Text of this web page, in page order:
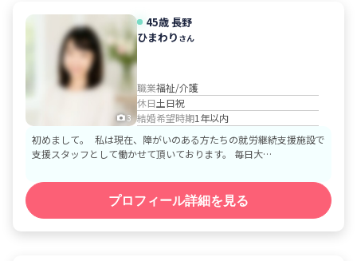
3
45歳長野
ひまわり さん
職業福祉/介護
休日土日祝
結婚希望時期1年以内
初めまして。 私は現在、障がいのある方たちの就労継続支援施設で
支援スタッフとして働かせて頂いております。 毎日大…
プロフィール詳細を見る